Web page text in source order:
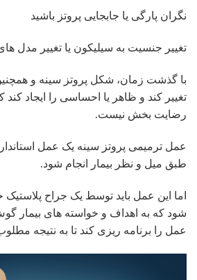
نگران پارگی یا جابجایی پروتز باشید
تغییر جنسیت به سیلیکون یا تغییر مدل
با گذشت زمان، شکل پروتز سینه و
تغییر کند و ظاهر یا احساسی را ایجاد کند
رضایت بخش نیست.
عمل ترمیمی پروتز سینه یک عمل
طبق میل و نظر بیمار انجام شود.
اما این عمل باید توسط یک جراح پلاستیک
شود که به اهداف و خواسته های بیمار
عمل را برنامه ریزی کند تا به نتیجه